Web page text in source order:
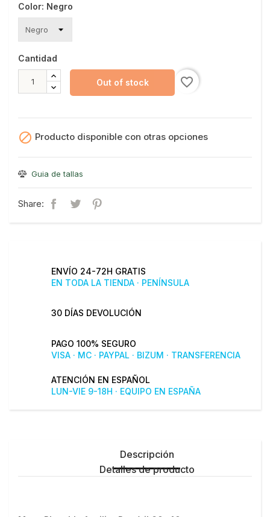
Color: Negro
Cantidad
Out of stock favorite_border
 Producto disponible con otras opciones
Guia de tallas
Share:
ENVÍO 24-72H GRATIS
EN TODA LA TIENDA · PENÍNSULA
30 DÍAS DEVOLUCIÓN
PAGO 100% SEGURO
VISA · MC · PAYPAL · BIZUM · TRANSFERENCIA
ATENCIÓN EN ESPAÑOL
LUN-VIE 9-18H · EQUIPO EN ESPAÑA
Descripción
Detalles de producto